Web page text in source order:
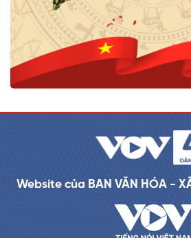
Website của BAN VĂN HÓA -